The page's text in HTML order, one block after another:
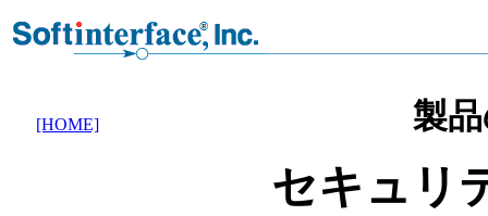
[HOME] 製
セキュリ